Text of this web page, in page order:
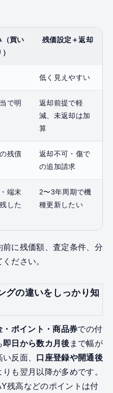
（買い
残価設定＋返却
低く見えやすい
で明
返却前提で軽
減、未返却は加
算
残債
返却不可・傷で
の追加請求
端末
した
2〜3年周期で機
種更新したい
に残価額、査定条件、分
ださい。
グの違いをしっかり知
・ポイント・商品券での付
即日から数カ月後 まで幅が
反面、
口座登録や開通後
も翌月以降が多めです。
残高などのポイントは付